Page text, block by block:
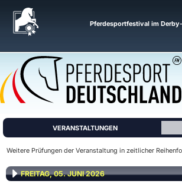
Pferdesportfestival im
VERANSTALTUNGEN
Weitere Prüfungen der Veranstaltung in zeitlicher
FREITAG, 05. JUNI 2026